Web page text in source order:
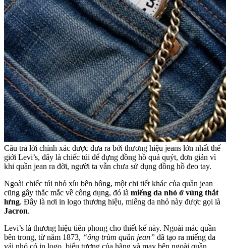
Câu trả lời chính xác được đưa ra bởi thương hiệu jeans lớn nhất thế
giới Levi’s, đây là chiếc túi để đựng đồng hồ quả quýt, đơn giản vì
khi quần jean ra đời, người ta vẫn chưa sử dụng đồng hồ đeo tay.
Ngoài chiếc túi nhỏ xíu bên hông, một chi tiết khác của quần jean
cũng gây thắc mắc về công dụng, đó là miếng da nhỏ ở vùng thắt
lưng. Đây là nơi in logo thương hiệu, miếng da nhỏ này được gọi là
Jacron.
Levi’s là thương hiệu tiên phong cho thiết kế này. Ngoài mác quần
bên trong, từ năm 1873, “ông trùm quần jean” đã tạo ra miếng da
vải nhỏ có in logo, biểu tượng của hãng và may bên ngoài quần.